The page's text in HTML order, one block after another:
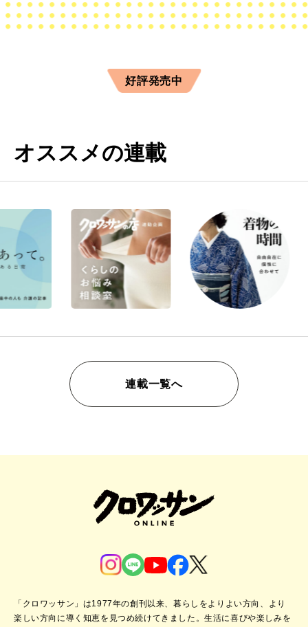
好評発売中
オススメの連載
連載一覧へ
「クロワッサン」は1977年の創刊以来、暮らしをよりよい方向、より
楽しい方向に導く知恵を見つめ続けてきました。生活に喜びや楽しみを